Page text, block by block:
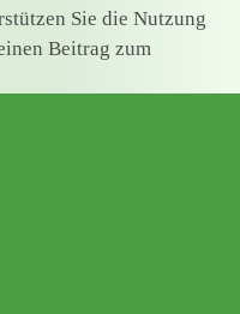
Sie die Nutzung
Beitrag zum